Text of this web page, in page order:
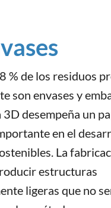
% de los residuos
son envases y
desempeña un
en el
La
estructuras
ligeras que no